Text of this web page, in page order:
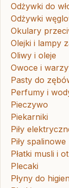
Odżywki do
Odżywki
Okulary
Olejki i lampy
Oliwy i oleje
Owoce i
Pasty do
Perfumy i
Pieczywo
Piekarniki
Piły
Piły spalinowe
Płatki musli i
Plecaki
Płyny do